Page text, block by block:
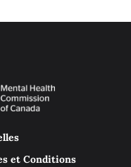
et Conditions